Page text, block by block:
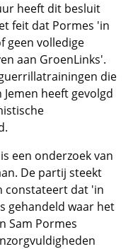
heeft dit besluit
feit dat Pormes 'in
geen volledige
aan GroenLinks'.
die
heeft gevolgd
een onderzoek van
De partij steekt
constateert dat 'in
gehandeld waar het
Sam Pormes